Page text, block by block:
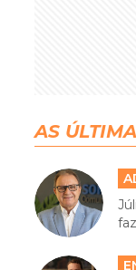
AS